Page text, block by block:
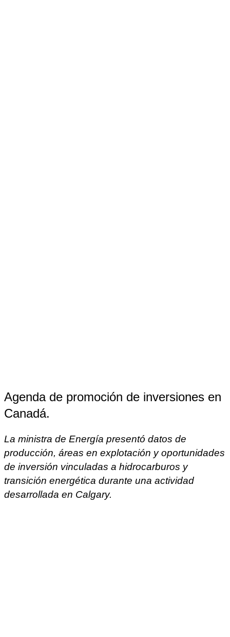
Agenda de promoción de inversiones en
Canadá.
La ministra de Energía presentó datos de
producción, áreas en explotación y oportunidades
de inversión vinculadas a hidrocarburos y
transición energética durante una actividad
desarrollada en Calgary.